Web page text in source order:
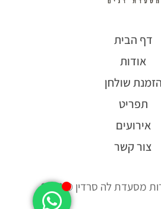
דף הבית
אודות
הזמנת שולחן
תפריט
אירועים
צור קשר
מסעדת לה סרדין © 2026